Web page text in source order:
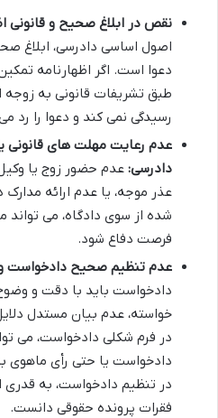
نقص در ابلاغ صحیح و قانونی
اصول اساسی دادرسی، ابلاغ
دعوا است. اگر اظهارنامه
طبق تشریفات قانونی به زوجه
رسیدگی نمی کند و دعوا را رد
عدم رعایت مهلت های
دادرسی: عدم حضور زوج یا
عذر موجه، یا عدم ارائه
شده از سوی دادگاه، می تواند
فرصت دفاع شود.
عدم تنظیم صحیح دادخواست
دادخواست باید با دقت و
خواسته، عدم بیان مستدل
در فرم شکلی دادخواست، می
دادخواست یا حتی رأی
در تنظیم دادخواست، به
فقرات پرونده حقوقی دانست.